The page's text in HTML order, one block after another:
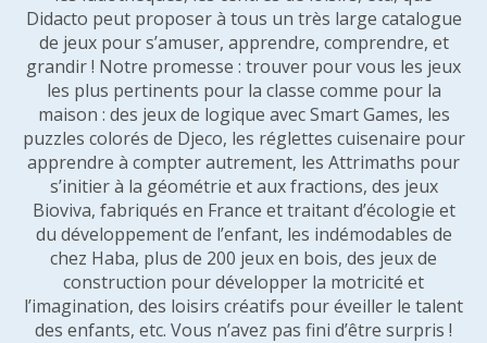
Didacto peut proposer à tous un très large catalogue
de jeux pour s’amuser, apprendre, comprendre, et
grandir ! Notre promesse : trouver pour vous les jeux
les plus pertinents pour la classe comme pour la
maison : des jeux de logique avec Smart Games, les
puzzles colorés de Djeco, les réglettes cuisenaire pour
apprendre à compter autrement, les Attrimaths pour
s’initier à la géométrie et aux fractions, des jeux
Bioviva, fabriqués en France et traitant d’écologie et
du développement de l’enfant, les indémodables de
chez Haba, plus de 200 jeux en bois, des jeux de
construction pour développer la motricité et
l’imagination, des loisirs créatifs pour éveiller le talent
des enfants, etc. Vous n’avez pas fini d’être surpris !